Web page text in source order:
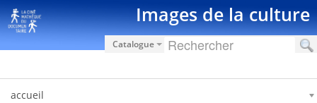
Zum Inhalt wechseln Images de la culture
Catalogue
accueil